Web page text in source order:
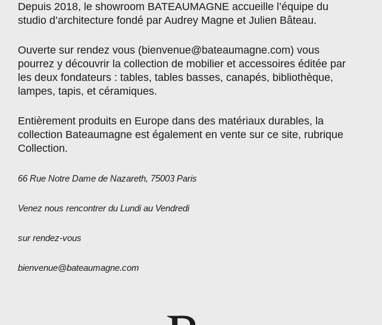
Depuis 2018, le showroom BATEAUMAGNE accueille l’équipe du
studio d’architecture fondé par Audrey Magne et Julien Bâteau.
Ouverte sur rendez vous (bienvenue@bateaumagne.com) vous
pourrez y découvrir la collection de mobilier et accessoires éditée par
les deux fondateurs : tables, tables basses, canapés, bibliothèque,
lampes, tapis, et céramiques.
Entièrement produits en Europe dans des matériaux durables, la
collection Bateaumagne est également en vente sur ce site, rubrique
Collection.
66 Rue Notre Dame de Nazareth, 75003 Paris
Venez nous rencontrerdu Lundi au Vendredi
sur rendez-vous
bienvenue@bateaumagne.com